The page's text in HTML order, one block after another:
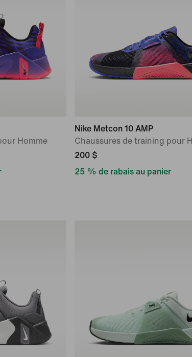
Homme
Nike Metcon 10 AMP
Chaussures de training pour
200 $
25 % de rabais au panier